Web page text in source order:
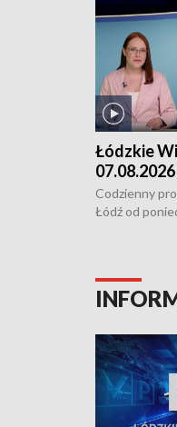
Łódzkie
Codzienny
Łódź od